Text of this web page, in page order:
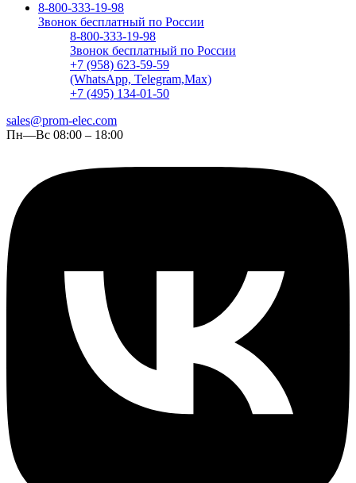
8-800-333-19-98
Звонок бесплатный по России
8-800-333-19-98
Звонок бесплатный по России
+7 (958) 623-59-59
(WhatsApp, Telegram,Max)
+7 (495) 134-01-50
sales@prom-elec.com
Пн—Вс 08:00 – 18:00